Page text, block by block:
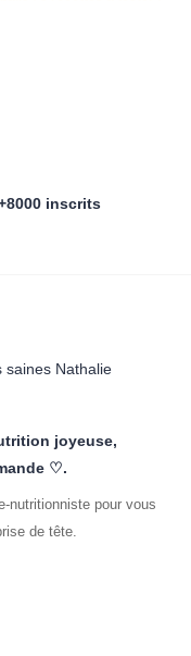
inscrits
joyeuse,
♡.
nutritionniste pour vous
de tête.